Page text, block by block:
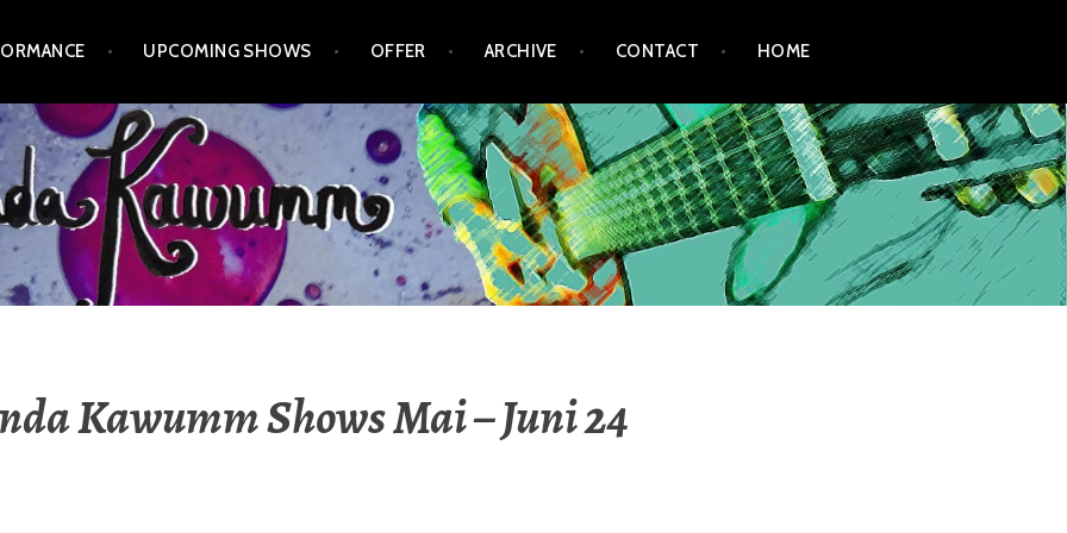
UPCOMING SHOWS OFFER ARCHIVE CONTACT HOME
Kawumm Shows Mai – Juni 24